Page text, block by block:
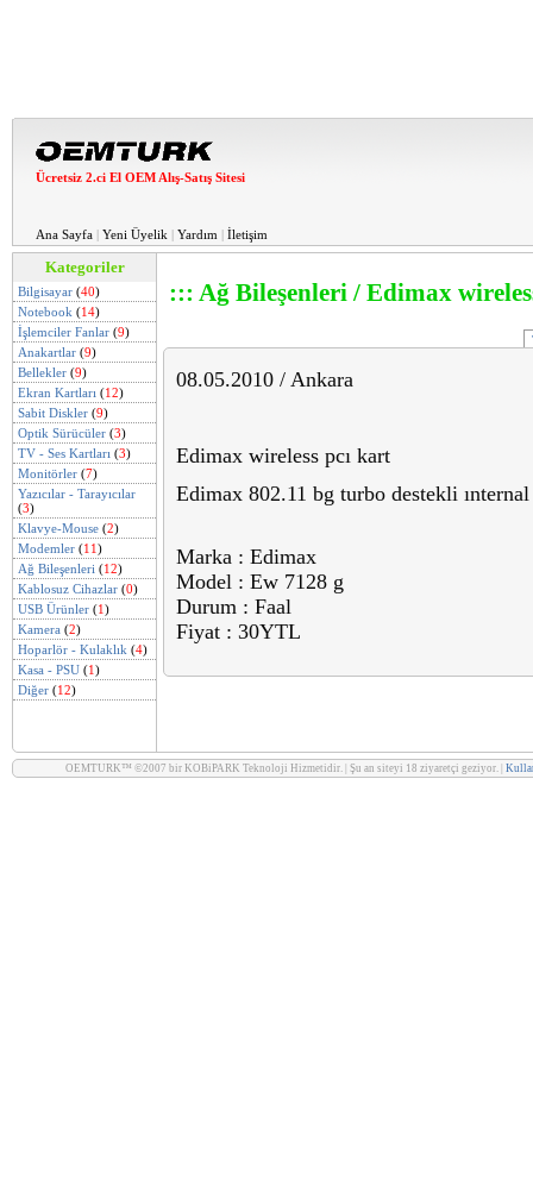
Ücretsiz 2.ci El OEM Alış-Satış Sitesi
Ana Sayfa | Yeni Üyelik | Yardım | İletişim
Kategoriler
Bilgisayar (40)
Notebook (14)
İşlemciler Fanlar (9)
Anakartlar (9)
Bellekler (9)
Ekran Kartları (12)
Sabit Diskler (9)
Optik Sürücüler (3)
TV - Ses Kartları (3)
Monitörler (7)
Yazıcılar - Tarayıcılar
(3)
Klavye-Mouse (2)
Modemler (11)
Ağ Bileşenleri (12)
Kablosuz Cihazlar (0)
USB Ürünler (1)
Kamera (2)
Hoparlör - Kulaklık (4)
Kasa - PSU (1)
Diğer (12)
::: Ağ Bileşenleri / Edimax
08.05.2010 / Ankara
Edimax wireless pcı kart
Edimax 802.11 bg turbo destekli
Marka : Edimax
Model : Ew 7128 g
Durum : Faal
Fiyat : 30YTL
OEMTURK™ ©2007 bir KOBiPARK Teknoloji Hizmetidir. | Şu an siteyi 18 ziyaretçi geziyor. |